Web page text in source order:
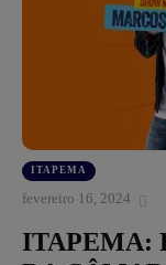
ITAPEMA
fevereiro 16, 2024
ITAPEMA: